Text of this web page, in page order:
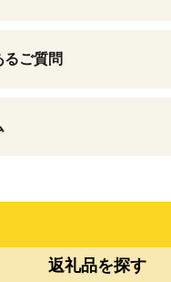
るご質問
返礼品を探す